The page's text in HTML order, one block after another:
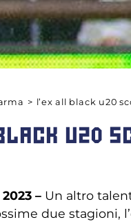
> l’ex all black u20
U20
– Un altro
due stagioni,